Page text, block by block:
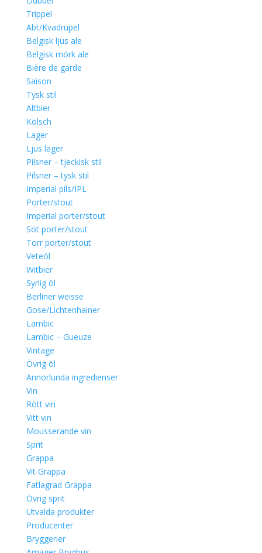
Trippel
Abt/Kvadrupel
Belgisk ljus ale
Belgisk mörk ale
Bière de garde
Saison
Tysk stil
Altbier
Kölsch
Lager
Ljus lager
Pilsner – tjeckisk stil
Pilsner – tysk stil
Imperial pils/IPL
Porter/stout
Imperial porter/stout
Söt porter/stout
Torr porter/stout
Veteöl
Witbier
Syrlig öl
Berliner weisse
Gose/Lichtenhainer
Lambic
Lambic – Gueuze
Vintage
Övrig öl
Annorlunda ingredienser
Vin
Rött vin
Vitt vin
Mousserande vin
Sprit
Grappa
Vit Grappa
Fatlagrad Grappa
Övrig sprit
Utvalda produkter
Producenter
Bryggerier